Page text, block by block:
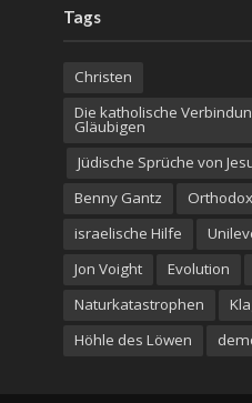
Tags
Christen
Die katholische
Gläubigen
Jüdische Sprüche von
Benny Gantz
israelische Hilfe
Jon Voight
Evolution
Naturkatastrophen
Höhle des Löwen